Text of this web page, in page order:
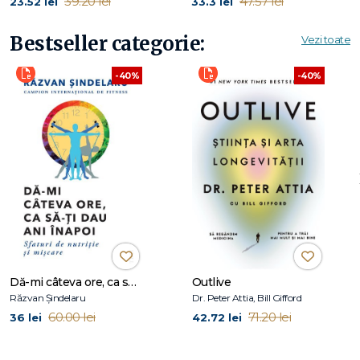
Endoscopică de la Centrul Medical Beth Israel.
Bestseller categorie: Vezi toate
-40%
Dă-mi câteva ore, ca să-ţi dau ani înapoi
Răzvan Șindelaru
36 lei 60.00 lei
-40%
Outlive
Dr. Peter Attia, Bill Gifford
42.72 lei 71.20 lei